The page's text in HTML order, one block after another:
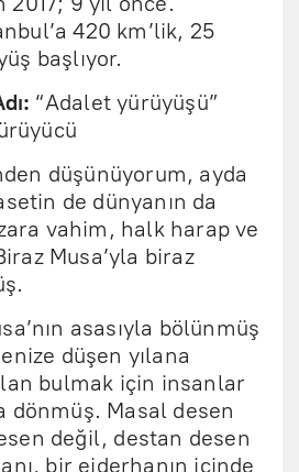
420 km’lik, 25
başlıyor.
“Adalet yürüyüşü”
düşünüyorum, ayda
de dünyanın da
vahim, halk harap ve
Musa’yla biraz
asasıyla bölünmüş
düşen yılana
bulmak için insanlar
dönmüş. Masal desen
değil, destan desen
bir ejderhanın içinde